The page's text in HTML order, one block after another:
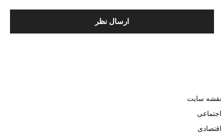
نقشه سایت
اجتماعی
اقتصادی